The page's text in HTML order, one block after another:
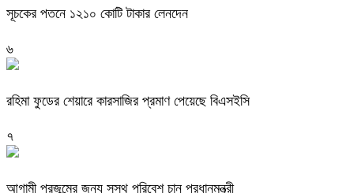
সূচকের পতনে ১২১০ কোটি টাকার লেনদেন
৬
রহিমা ফুডের শেয়ারে কারসাজির প্রমাণ পেয়েছে বিএসইসি
৭
আগামী প্রজন্মের জন্য সুস্থ পরিবেশ চান প্রধানমন্ত্রী